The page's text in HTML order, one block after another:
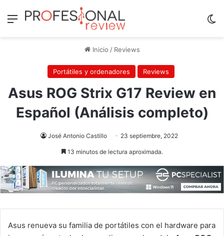
Menú
Inicio / Reviews
Portátiles y ordenadores Reviews
Asus ROG Strix G17 Review en
Español (Análisis completo)
José Antonio Castillo 23 septiembre, 2022
13 minutos de lectura aproximada.
Asus renueva su familia de portátiles con el hardware para